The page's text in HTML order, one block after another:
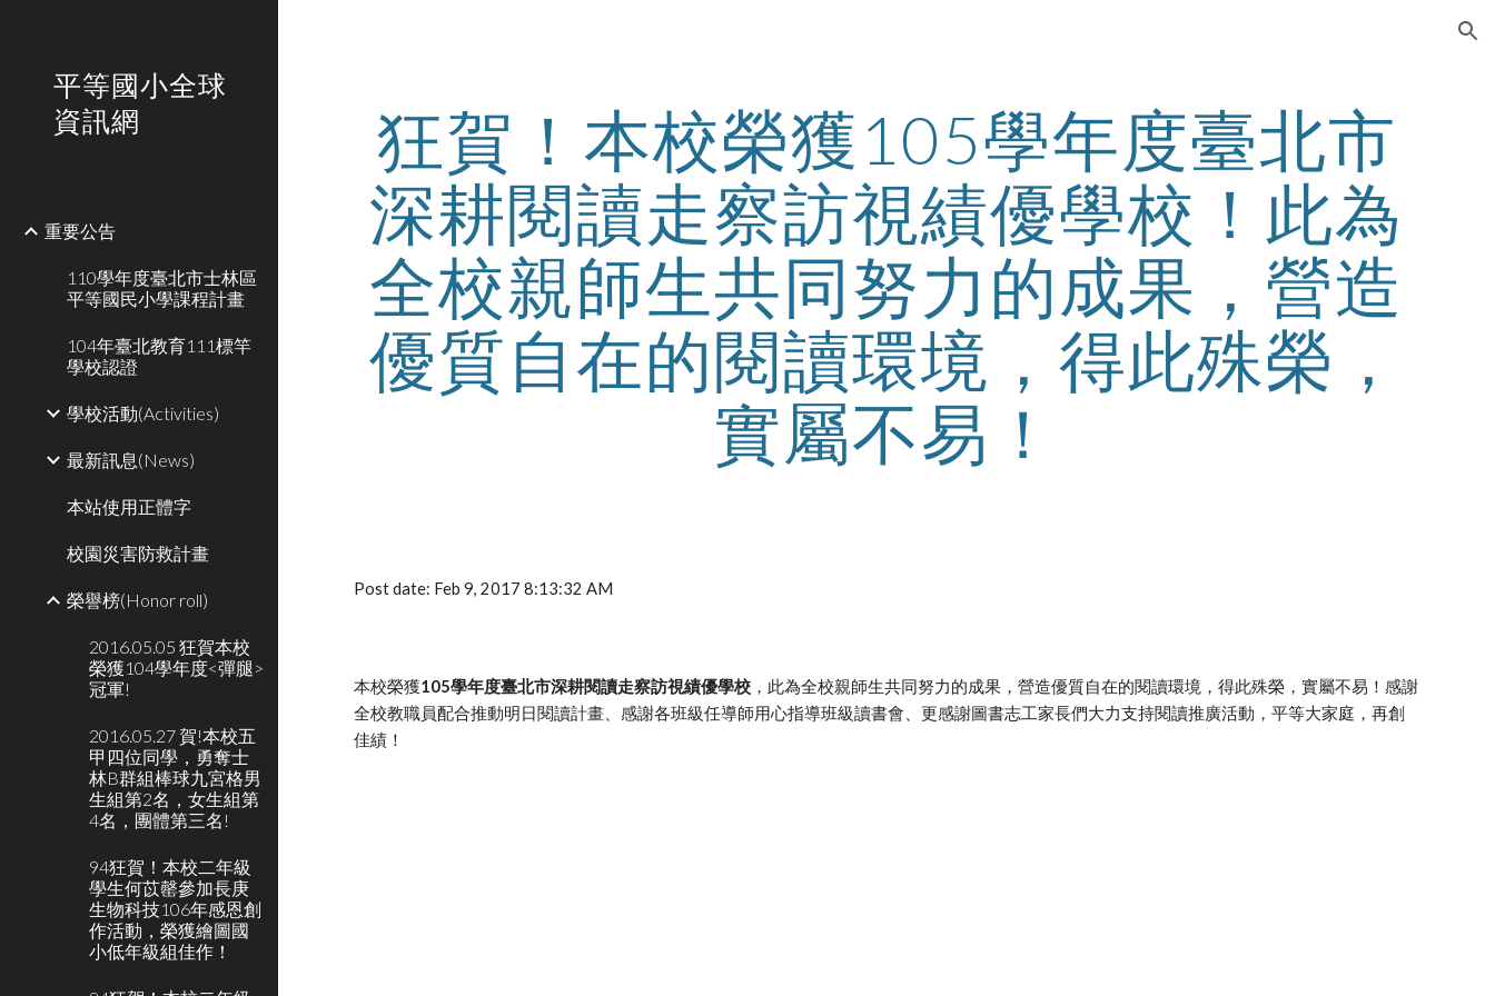
平等國小全球
資訊網
重要公告
110學年度臺北市士林區
平等國民小學課程計畫
104年臺北教育111標竿
學校認證
學校活動(Activities)
最新訊息(News)
本站使用正體字
校園災害防救計畫
榮譽榜(Honor roll)
2016.05.05 狂賀本校
榮獲104學年度<彈腿>
冠軍!
2016.05.27 賀!本校五
甲四位同學，勇奪士
林B群組棒球九宮格男
生組第2名，女生組第
4名，團體第三名!
94狂賀！本校二年級
學生何苡罄參加長庚
生物科技106年感恩創
作活動，榮獲繪圖國
小低年級組佳作！
狂賀！本校榮獲105學年度臺北市
深耕閱讀走察訪視績優學校！此為
全校親師生共同努力的成果，營造
優質自在的閱讀環境，得此殊榮，
實屬不易！
Post date: Feb 9, 2017 8:13:32 AM
本校榮獲105學年度臺北市深耕閱讀走察訪視績優學校 ，此為全校親師生共同努力的成果，營造優質自在的閱讀環境，得此殊榮，實屬不易！感謝
全校教職員配合推動明日閱讀計畫、感謝各班級任導師用心指導班級讀書會、更感謝圖書志工家長們大力支持閱讀推廣活動，平等大家庭，再創
佳績！